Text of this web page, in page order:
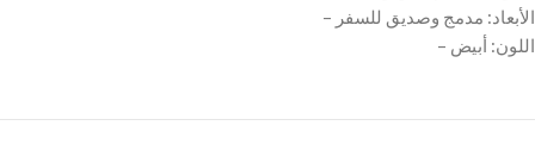
– الأبعاد: مدمج وصديق للسفر
– اللون: أبيض